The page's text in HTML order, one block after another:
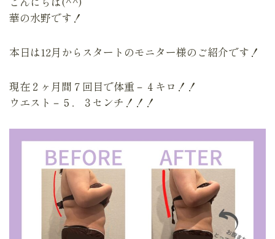
華の水野です！
本日は12月からスタートのモニター様のご紹介です！
現在２ヶ月間７回目で体重－４キロ！！
ウエスト－５．３センチ！！！